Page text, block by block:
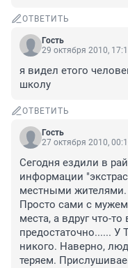
ОТВЕТИТЬ
Гость
29 октября 2010,
я видел етого
школу
ОТВЕТИТЬ
Гость
27 октября 2010,
Сегодня ездили в
информации
местными жителями.
Просто сами с
места, а вдруг что-
предостаточно......
никого. Наверно,
теряем.